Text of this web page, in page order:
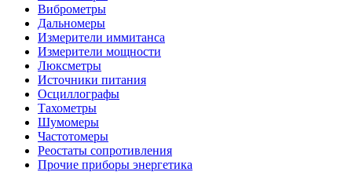
Виброметры
Дальномеры
Измерители иммитанса
Измерители мощности
Люксметры
Источники питания
Осциллографы
Тахометры
Шумомеры
Частотомеры
Реостаты сопротивления
Прочие приборы энергетика